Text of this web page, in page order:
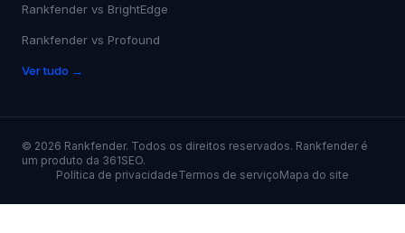
Rankfender vs BrightEdge
Rankfender vs Profound
Ver tudo →
© 2026 Rankfender. Todos os direitos reservados. Rankfender é
um produto da 361SEO.
Política de privacidadeTermos de serviçoMapa do site